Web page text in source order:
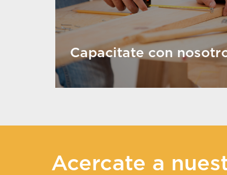
Capacitate con
Acercate a